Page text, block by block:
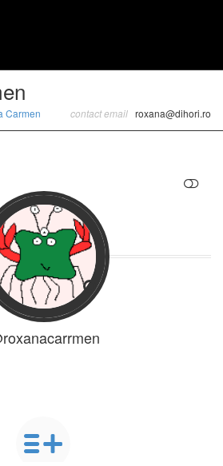
Carmen contact email roxana@dihori.ro